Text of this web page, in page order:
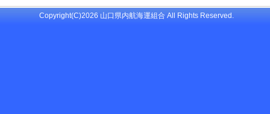
Copyright(C)2026 山口県内航海運組合 All Rights Reserved.